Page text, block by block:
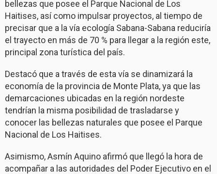
bellezas que posee el Parque Nacional de Los
Haitises, así como impulsar proyectos, al tiempo de
precisar que a la vía ecología Sabana-Sabana reduciría
el trayecto en más de 70 % para llegar a la región este,
principal zona turística del país.
Destacó que a través de esta vía se dinamizará la
economía de la provincia de Monte Plata, ya que las
demarcaciones ubicadas en la región nordeste
tendrían la misma posibilidad de trasladarse y
conocer las bellezas naturales que posee el Parque
Nacional de Los Haitises.
Asimismo, Asmín Aquino afirmó que llegó la hora de
acompañar a las autoridades del Poder Ejecutivo en el